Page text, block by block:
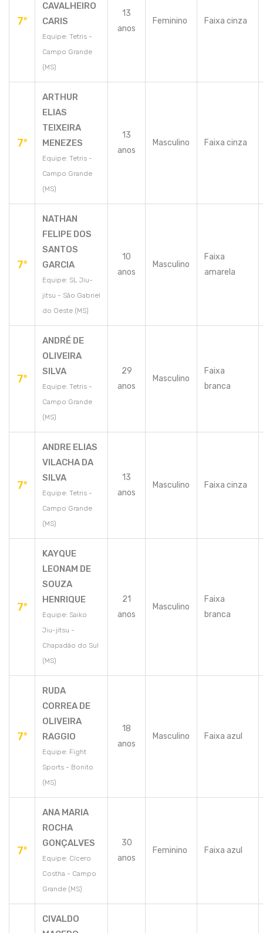
7º
CAVALHEIRO
CARIS
Equipe: Tetris -
Campo Grande
(MS)
13
anos
Feminino Faixa cinza
7º
ARTHUR
ELIAS
TEIXEIRA
MENEZES
Equipe: Tetris -
Campo Grande
(MS)
13
anos
Masculino Faixa cinza
7º
NATHAN
FELIPE DOS
SANTOS
GARCIA
Equipe: SL Jiu-
jitsu - São Gabriel
do Oeste (MS)
10
anos
Masculino
Faixa
amarela
7º
ANDRÉ DE
OLIVEIRA
SILVA
Equipe: Tetris -
Campo Grande
(MS)
29
anos
Masculino
Faixa
branca
7º
ANDRE ELIAS
VILACHA DA
SILVA
Equipe: Tetris -
Campo Grande
(MS)
13
anos
Masculino Faixa cinza
7º
KAYQUE
LEONAM DE
SOUZA
HENRIQUE
Equipe: Saiko
Jiu-jitsu -
Chapadão do Sul
(MS)
21
anos
Masculino
Faixa
branca
7º
RUDA
CORREA DE
OLIVEIRA
RAGGIO
Equipe: Fight
Sports - Bonito
(MS)
18
anos
Masculino Faixa azul
7º
ANA MARIA
ROCHA
GONÇALVES
Equipe: Cícero
Costha - Campo
Grande (MS)
30
anos
Feminino Faixa azul
CIVALDO